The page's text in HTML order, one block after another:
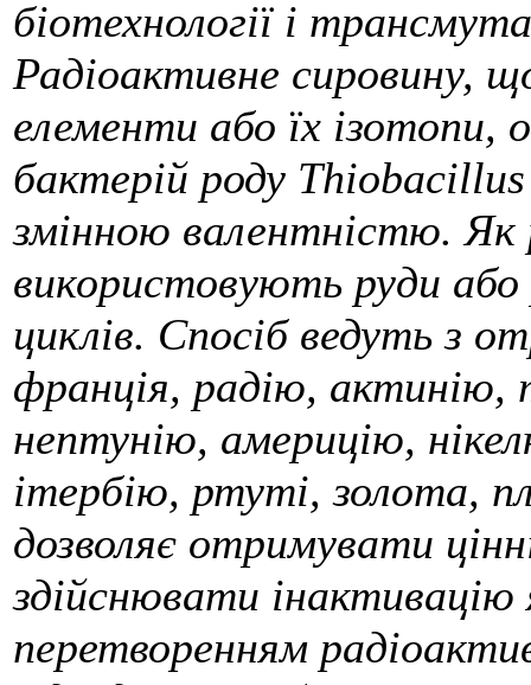
біотехнології і
Радіоактивне сировину,
елементи або їх ізотопи,
бактерій роду
змінною валентністю. Як
використовують руди або
циклів. Спосіб ведуть з
франція, радію,
нептунію, америцію,
ітербію, ртуті, золота,
дозволяє отримувати
здійснювати інактивацію
перетворенням